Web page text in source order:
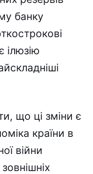
банку
ілюзію
що ці зміни є
країни в
війни